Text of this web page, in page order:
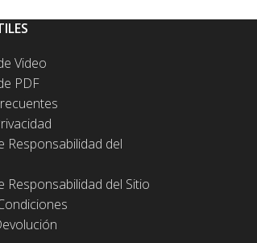
Video
PDF
Responsabilidad del
Responsabilidad del Sitio